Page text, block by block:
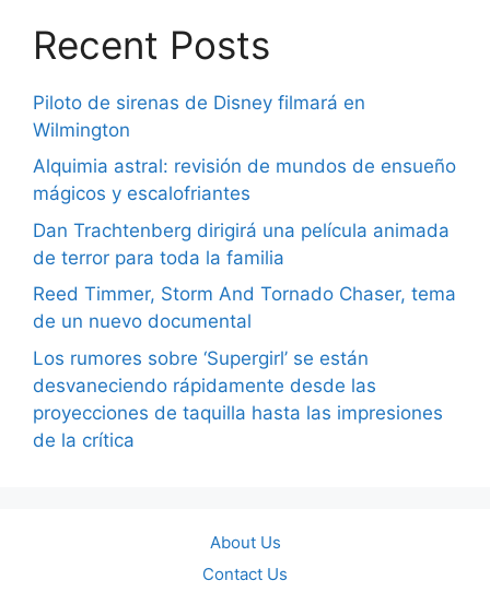
Recent Posts
Piloto de sirenas de Disney filmará en
Wilmington
Alquimia astral: revisión de mundos de ensueño
mágicos y escalofriantes
Dan Trachtenberg dirigirá una película animada
de terror para toda la familia
Reed Timmer, Storm And Tornado Chaser, tema
de un nuevo documental
Los rumores sobre ‘Supergirl’ se están
desvaneciendo rápidamente desde las
proyecciones de taquilla hasta las impresiones
de la crítica
About Us
Contact Us